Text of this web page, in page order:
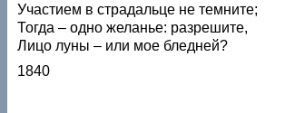
Участием в страдальце не темните;
Тогда – одно желанье: разрешите,
Лицо луны – или мое бледней?
1840